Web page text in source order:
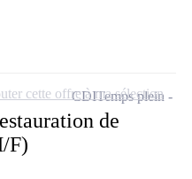
de
F)
CDITemps plein
cette offre à ma sélection